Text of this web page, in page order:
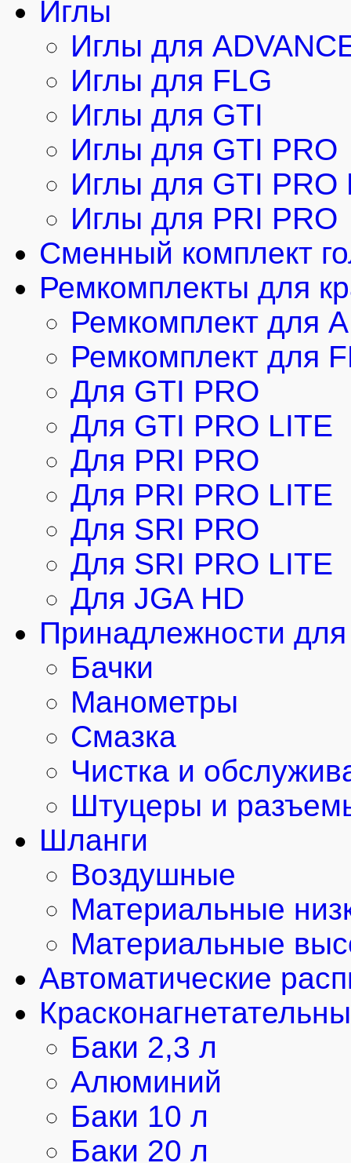
Иглы
Иглы для
Иглы для FLG
Иглы для GTI
Иглы для GTI PRO
Иглы для GTI PRO
Иглы для PRI PRO
Cменный комплект
Ремкомплекты для
Ремкомплект для
Ремкомплект для
Для GTI PRO
Для GTI PRO LITE
Для PRI PRO
Для PRI PRO LITE
Для SRI PRO
Для SRI PRO LITE
Для JGA HD
Принадлежности для
Бачки
Манометры
Смазка
Чистка и
Штуцеры и
Шланги
Воздушные
Материальные
Материальные
Автоматические
Баки 2,3 л
Алюминий
Баки 10 л
Баки 20 л